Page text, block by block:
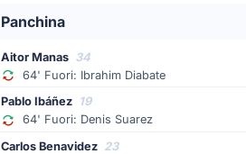
Alavés avanti per 1 - 0 grazie a
Inizio della partita
Panchina
Aitor Manas 34
64' Fuori: Ibrahim Diabate
Pablo Ibáñez 19
64' Fuori: Denis Suarez
Carlos Benavidez 23